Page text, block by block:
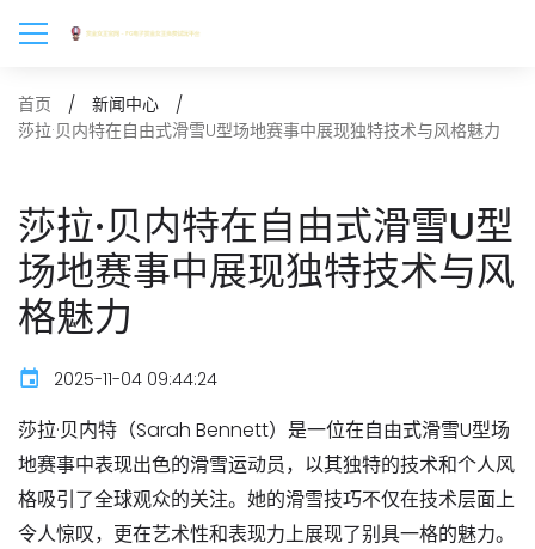
首页
新闻中心
莎拉·贝内特在自由式滑雪U型场地赛事中展现独特技术与风格魅力
莎拉·贝内特在自由式滑雪U型
场地赛事中展现独特技术与风
格魅力
2025-11-04 09:44:24
莎拉·贝内特（Sarah Bennett）是一位在自由式滑雪U型场
地赛事中表现出色的滑雪运动员，以其独特的技术和个人风
格吸引了全球观众的关注。她的滑雪技巧不仅在技术层面上
令人惊叹，更在艺术性和表现力上展现了别具一格的魅力。